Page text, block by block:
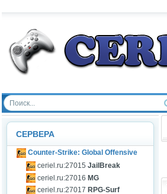
СЕРВЕРА
Counter-Strike: Global Offensive
ceriel.ru:27015 JailBreak
ceriel.ru:27016 MG
ceriel.ru:27017 RPG-Surf